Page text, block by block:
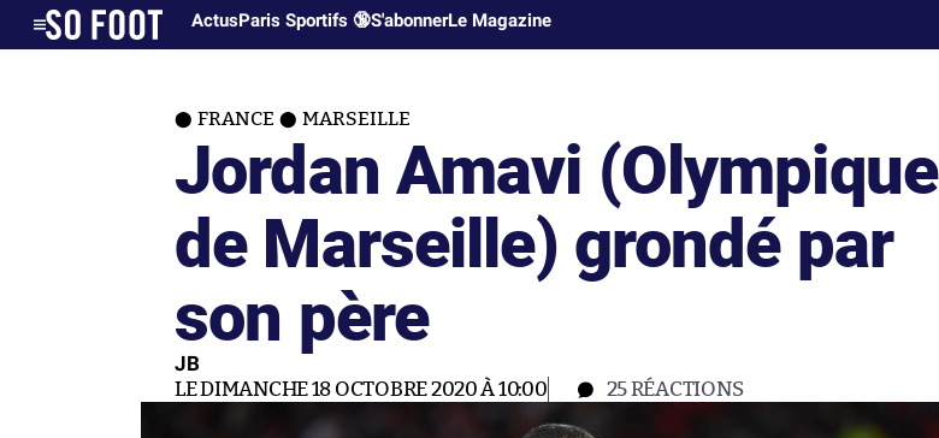
ActusParis Sportifs 🔞S'abonnerLe Magazine
FRANCE MARSEILLE
Jordan Amavi (Olympique
de Marseille) grondé par
son père
JB
LE DIMANCHE 18 OCTOBRE 2020 À 10:00 25RÉACTIONS